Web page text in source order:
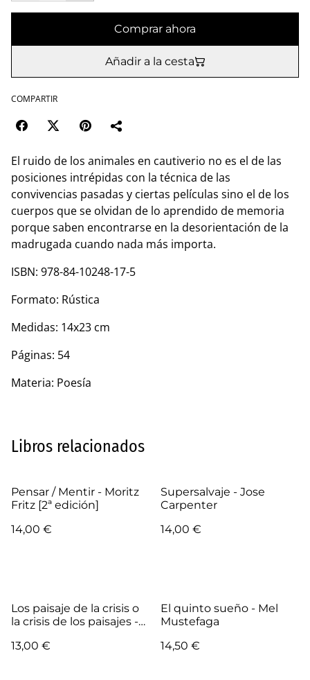
Comprar ahora
Añadir a la cesta
COMPARTIR
El ruido de los animales en cautiverio no es el de las
posiciones intrépidas con la técnica de las
convivencias pasadas y ciertas películas sino el de los
cuerpos que se olvidan de lo aprendido de memoria
porque saben encontrarse en la desorientación de la
madrugada cuando nada más importa.
ISBN: 978-84-10248-17-5
Formato: Rústica
Medidas: 14x23 cm
Páginas: 54
Materia: Poesía
Libros relacionados
Pensar / Mentir - Moritz
Fritz [2ª edición]
14,00 €
Supersalvaje - Jose
Carpenter
14,00 €
Los paisaje de la crisis o
la crisis de los paisajes -
Becerra
13,00 €
El quinto sueño - Mel
Mustefaga
14,50 €